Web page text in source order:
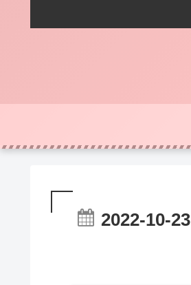
2022-10-23